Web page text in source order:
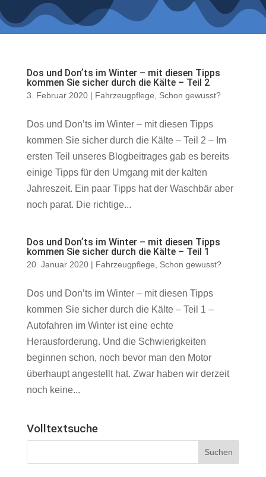
Dos und Donʼts im Winter – mit diesen Tipps
kommen Sie sicher durch die Kälte – Teil 2
3. Februar 2020| Fahrzeugpflege Schon gewusst?
Dos und Donʼts im Winter – mit diesen Tipps
kommen Sie sicher durch die Kälte – Teil 2 – Im
ersten Teil unseres Blogbeitrages gab es bereits
einige Tipps für den Umgang mit der kalten
Jahreszeit. Ein paar Tipps hat der Waschbär aber
noch parat. Die richtige...
Dos und Donʼts im Winter – mit diesen Tipps
kommen Sie sicher durch die Kälte – Teil 1
20. Januar 2020| Fahrzeugpflege Schon gewusst?
Dos und Donʼts im Winter – mit diesen Tipps
kommen Sie sicher durch die Kälte – Teil 1 –
Autofahren im Winter ist eine echte
Herausforderung. Und die Schwierigkeiten
beginnen schon, noch bevor man den Motor
überhaupt angestellt hat. Zwar haben wir derzeit
noch keine...
Volltextsuche